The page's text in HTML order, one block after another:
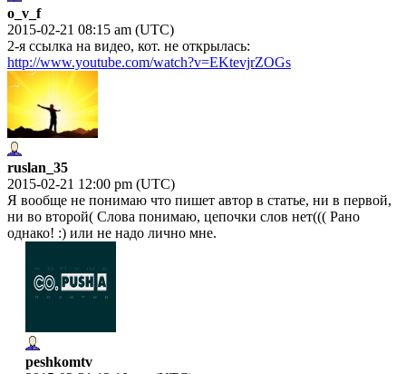
o_v_f
2015-02-21 08:15 am (UTC)
2-я ссылка на видео, кот. не открылась:
http://www.youtube.com/watch?v=EKtevjrZOGs
ruslan_35
2015-02-21 12:00 pm (UTC)
Я вообще не понимаю что пишет автор в статье, ни в первой,
ни во второй( Слова понимаю, цепочки слов нет((( Рано
однако! :) или не надо лично мне.
peshkomtv